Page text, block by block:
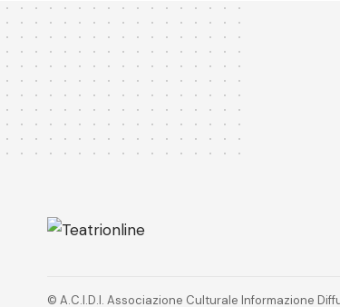
© A.C.I.D.I. Associazione Culturale Informazione